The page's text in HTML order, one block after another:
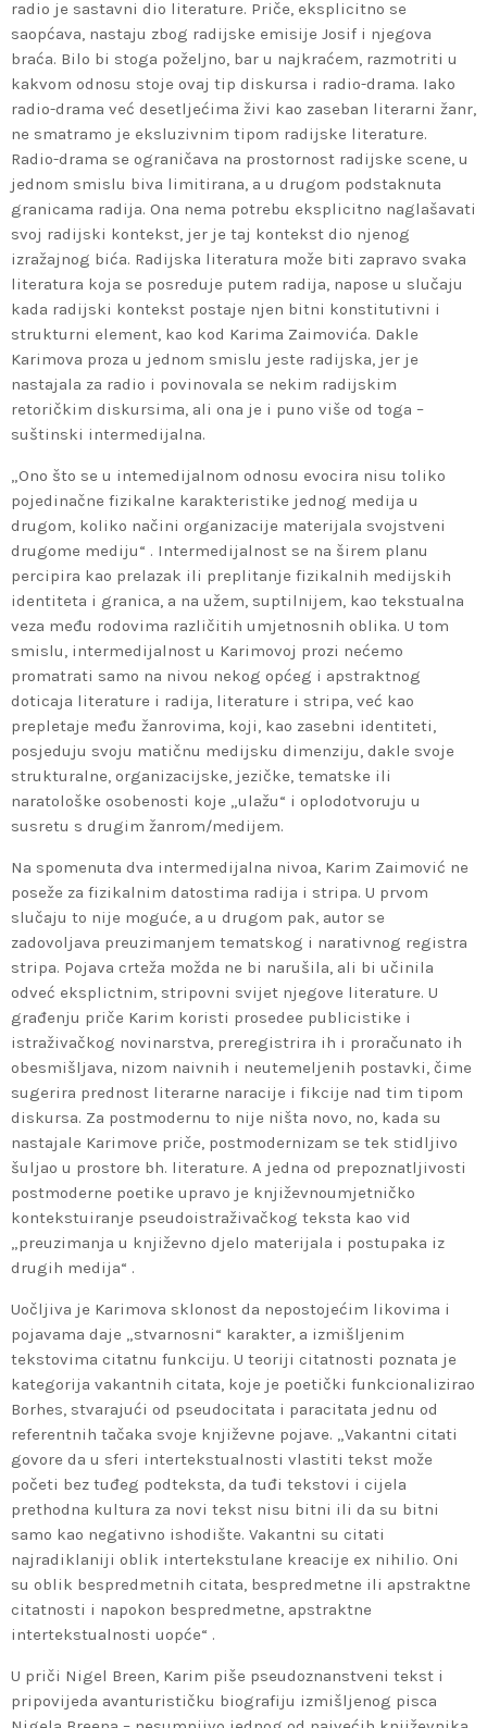
radio je sastavni dio literature. Priče, eksplicitno se
saopćava, nastaju zbog radijske emisije Josif i njegova
braća. Bilo bi stoga poželjno, bar u najkraćem, razmotriti u
kakvom odnosu stoje ovaj tip diskursa i radio-drama. Iako
radio-drama već desetljećima živi kao zaseban literarni žanr,
ne smatramo je eksluzivnim tipom radijske literature.
Radio-drama se ograničava na prostornost radijske scene, u
jednom smislu biva limitirana, a u drugom podstaknuta
granicama radija. Ona nema potrebu eksplicitno naglašavati
svoj radijski kontekst, jer je taj kontekst dio njenog
izražajnog bića. Radijska literatura može biti zapravo svaka
literatura koja se posreduje putem radija, napose u slučaju
kada radijski kontekst postaje njen bitni konstitutivni i
strukturni element, kao kod Karima Zaimovića. Dakle
Karimova proza u jednom smislu jeste radijska, jer je
nastajala za radio i povinovala se nekim radijskim
retoričkim diskursima, ali ona je i puno više od toga –
suštinski intermedijalna.
„Ono što se u intemedijalnom odnosu evocira nisu toliko
pojedinačne fizikalne karakteristike jednog medija u
drugom, koliko načini organizacije materijala svojstveni
drugome mediju“ . Intermedijalnost se na širem planu
percipira kao prelazak ili preplitanje fizikalnih medijskih
identiteta i granica, a na užem, suptilnijem, kao tekstualna
veza među rodovima različitih umjetnosnih oblika. U tom
smislu, intermedijalnost u Karimovoj prozi nećemo
promatrati samo na nivou nekog općeg i apstraktnog
doticaja literature i radija, literature i stripa, već kao
prepletaje među žanrovima, koji, kao zasebni identiteti,
posjeduju svoju matičnu medijsku dimenziju, dakle svoje
strukturalne, organizacijske, jezičke, tematske ili
naratološke osobenosti koje „ulažu“ i oplodotvoruju u
susretu s drugim žanrom/medijem.
Na spomenuta dva intermedijalna nivoa, Karim Zaimović ne
poseže za fizikalnim datostima radija i stripa. U prvom
slučaju to nije moguće, a u drugom pak, autor se
zadovoljava preuzimanjem tematskog i narativnog registra
stripa. Pojava crteža možda ne bi narušila, ali bi učinila
odveć eksplictnim, stripovni svijet njegove literature. U
građenju priče Karim koristi prosedee publicistike i
istraživačkog novinarstva, preregistrira ih i proračunato ih
obesmišljava, nizom naivnih i neutemeljenih postavki, čime
sugerira prednost literarne naracije i fikcije nad tim tipom
diskursa. Za postmodernu to nije ništa novo, no, kada su
nastajale Karimove priče, postmodernizam se tek stidljivo
šuljao u prostore bh. literature. A jedna od prepoznatljivosti
postmoderne poetike upravo je književnoumjetničko
kontekstuiranje pseudoistraživačkog teksta kao vid
„preuzimanja u književno djelo materijala i postupaka iz
drugih medija“ .
Uočljiva je Karimova sklonost da nepostojećim likovima i
pojavama daje „stvarnosni“ karakter, a izmišljenim
tekstovima citatnu funkciju. U teoriji citatnosti poznata je
kategorija vakantnih citata, koje je poetički funkcionalizirao
Borhes, stvarajući od pseudocitata i paracitata jednu od
referentnih tačaka svoje književne pojave. „Vakantni citati
govore da u sferi intertekstualnosti vlastiti tekst može
početi bez tuđeg podteksta, da tuđi tekstovi i cijela
prethodna kultura za novi tekst nisu bitni ili da su bitni
samo kao negativno ishodište. Vakantni su citati
najradiklaniji oblik intertekstulane kreacije ex nihilio. Oni
su oblik bespredmetnih citata, bespredmetne ili apstraktne
citatnosti i napokon bespredmetne, apstraktne
intertekstualnosti uopće“ .
U priči Nigel Breen, Karim piše pseudoznanstveni tekst i
pripovijeda avanturističku biografiju izmišljenog pisca